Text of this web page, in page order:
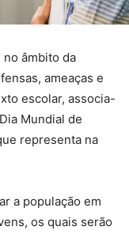
no âmbito da
ameaças e
escolar, associa-
Mundial de
representa na
a população em
os quais serão